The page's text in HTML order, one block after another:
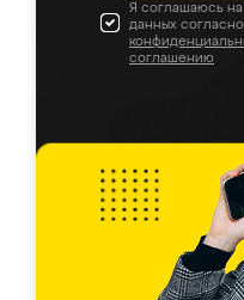
Я соглашаюсь
данных согласно
соглашению